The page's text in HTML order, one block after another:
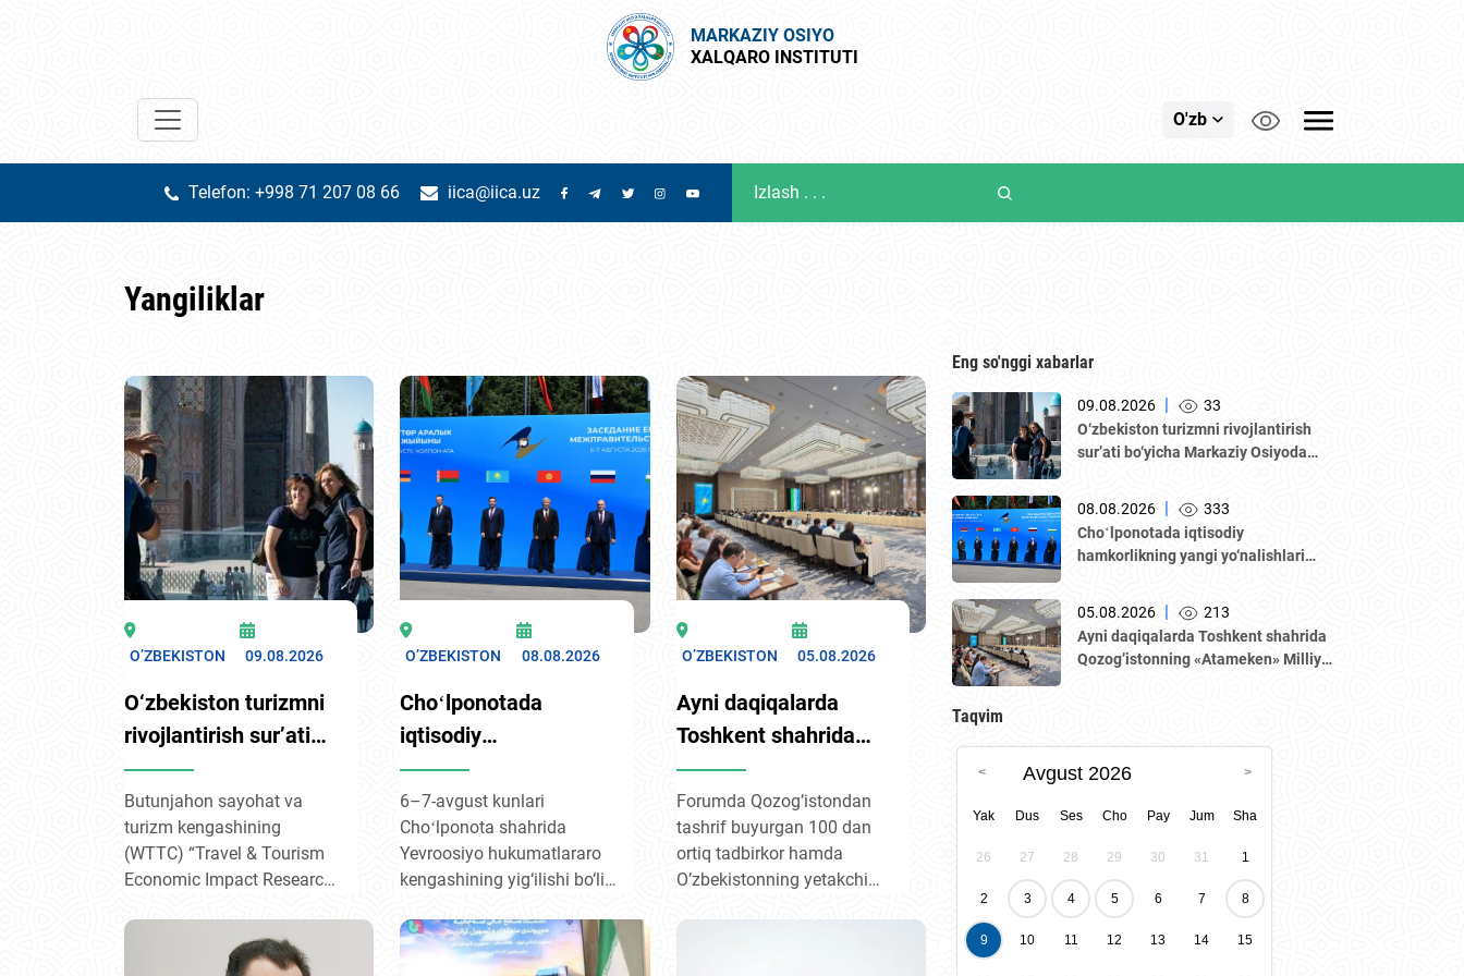
MARKAZIY OSIYO
XALQARO INSTITUTI
O'zb
Telefon: +998 71 207 08 66 iica@iica.uz
Yangiliklar
O’ZBEKISTON 09.08.2026
O‘zbekiston turizmni
rivojlantirish sur’ati
bo‘yicha Markaziy
Osiyoda yetakchiga
aylandi — WTTC
hisoboti
Butunjahon sayohat va
turizm kengashining
(WTTC) “Travel & Tourism
Economic Impact Research
2025-yil yakunlari bo‘yicha
Markaziy Osiyo dunyoning
O’ZBEKISTON 08.08.2026
Choʻlponotada
iqtisodiy
hamkorlikning yangi
yo‘nalishlari
muhokama qilindi
6–7-avgust kunlari
Choʻlponota shahrida
Yevroosiyo hukumatlararo
kengashining yig‘ilishi bo‘lib
rivojlantirish, transport
aloqalari, sanoat
O’ZBEKISTON 05.08.2026
Аyni daqiqalarda
Toshkent shahrida
Qozogʼistonning
«Аtameken» Milliy
tadbirkorlar palatasi
boshchiligidagi
ishtirokida
Forumda Qozogʼistondan
tashrif buyurgan 100 dan
ortiq tadbirkor hamda
Oʼzbekistonning yetakchi
etmoqda. Tadbir ochiq
Eng so'nggi xabarlar
09.08.2026 |
33
O‘zbekiston turizmni rivojlantirish
sur’ati bo‘yicha Markaziy Osiyoda
08.08.2026 |
333
Choʻlponotada iqtisodiy
hamkorlikning yangi yo‘nalishlari
05.08.2026 |
213
Аyni daqiqalarda Toshkent shahrida
Qozogʼistonning «Аtameken» Milliy
muzokaralari boʼlib oʼtmoqda.
Taqvim
Avgust 2026
Yak Dus Ses Cho Pay Jum Sha
26 27 28 29 30 31 1
2 3 4 5 6 7 8
9 10 11 12 13 14 15